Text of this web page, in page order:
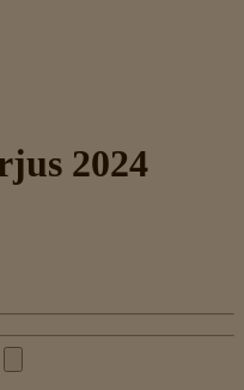
2024